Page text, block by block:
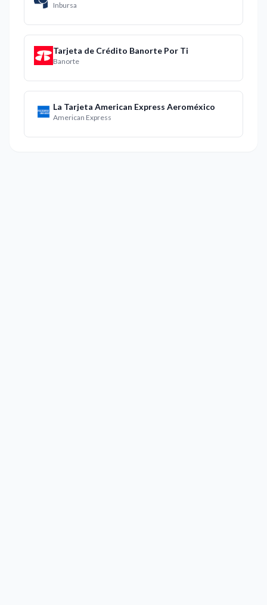
Inbursa
Tarjeta de Crédito Banorte Por Ti
Banorte
La Tarjeta American Express Aeroméxico
American Express